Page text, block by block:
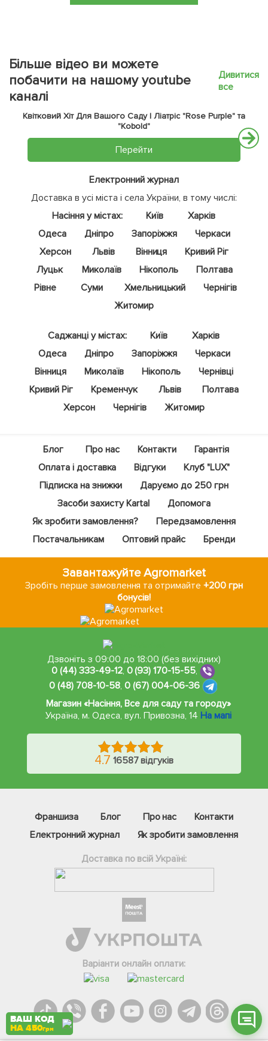
Більше відео ви можете
побачити на нашому youtube
каналі
Дивитися
все
Квітковий Хіт Для Вашого Саду | Ліатріс "Rose Purple" та
"Kobold"
Перейти
Електронний журнал
Доставка в усі міста і села України, в тому числі:
Насіння у містах:
Київ
Харків
Одеса
Дніпро Запоріжжя
Черкаси
Херсон
Львів Вінниця
Кривий Ріг
Луцьк
Миколаїв Нікополь
Полтава
Рівне
Суми Хмельницький
Чернігів
Житомир
Саджанці у містах: Київ
Харків
Одеса
Дніпро Запоріжжя
Черкаси
Вінниця
Миколаїв Нікополь
Чернівці
Кривий Ріг
Кременчук Львів
Полтава
Херсон
Чернігів Житомир
Блог Про нас Контакти
Гарантія
Оплата і доставка
Відгуки
Клуб "LUX"
Підписка на знижки
Даруємо до 250 грн
Засоби захисту Kartal
Допомога
Як зробити замовлення?
Передзамовлення
Постачальникам
Оптовий прайс Бренди
Завантажуйте Agromarket
Зробіть перше замовлення та отримайте+200 грн
бонусів!
Дзвоніть з 09:00 до 18:00 (без вихідних)
0 (44) 333-49-12, 0 (93) 170-15-55,
0 (48) 708-10-58, 0 (67) 004-06-36
Магазин «Насіння, Все для саду та городу»
Україна, м. Одеса,вул. Привозна, 14 На мапі
4.7 16587 відгуків
Франшиза Блог Про нас
Контакти
Електронний журнал
Як зробити замовлення
Доставка по всій Україні:
Варіанти онлайн оплати:
Інстаграм
Онлайн чат
ВАШ КОД
НА 450грн